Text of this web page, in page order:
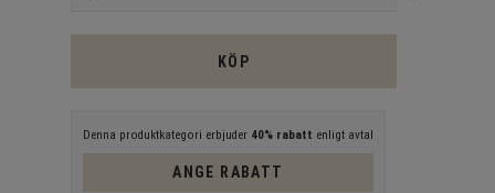
KÖP
Denna produktkategori erbjuder 40% rabatt enligt avtal
ANGE RABATT